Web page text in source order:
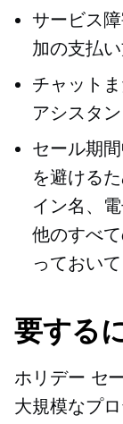
サービス
加の支払い
チャット
アシスタ
セール期
を避ける
イン名、
他のすべ
っておいて
要する
ホリデー セ
大規模なプ